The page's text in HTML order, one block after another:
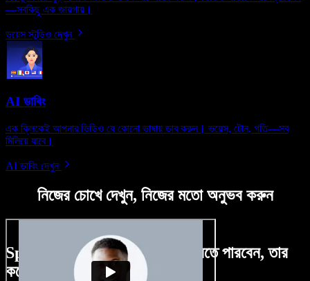
—সবকিছু এক জায়গায়।
ভয়েস স্টুডিও দেখুন
AI ডাবিং
এক ক্লিকেই আপনার ভিডিও যে কোনো ভাষায় ডাব করুন। ভয়েস, টোন, গতি—সব
মিলিয়ে যাবে।
AI ডাবিং দেখুন
নিজের চোখে দেখুন, নিজের মতো অনুভব করুন
Speechify Studio দিয়ে কী কী করতে পারবেন, তার
কয়েকটা উদাহরণ দেখুন